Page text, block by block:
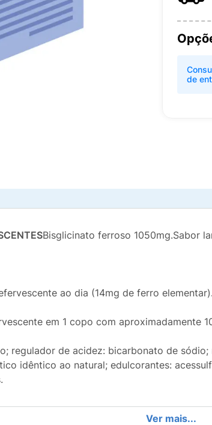
de
Bisglicinato ferroso 1050mg.Sabor
ao dia (14mg de ferro elementar).
em 1 copo com aproximadamente
regulador de acidez: bicarbonato de
idêntico ao natural; edulcorantes:
Ver mais...